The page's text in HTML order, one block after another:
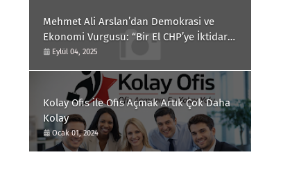
Mehmet Ali Arslan’dan Demokrasi ve
Ekonomi Vurgusu: “Bir El CHP’ye İktidar
Yolunu Açıyor”
Eylül 04, 2025
Kolay Ofis ile Ofis Açmak Artık Çok Daha
Kolay
Ocak 01, 2024